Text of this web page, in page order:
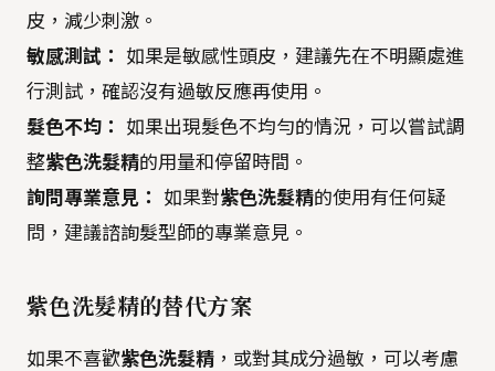
皮，減少刺激。
敏感測試： 如果是敏感性頭皮，建議先在不明顯處進
行測試，確認沒有過敏反應再使用。
髮色不均： 如果出現髮色不均勻的情況，可以嘗試調
整紫色洗髮精的用量和停留時間。
詢問專業意見： 如果對紫色洗髮精的使用有任何疑
問，建議諮詢髮型師的專業意見。
紫色洗髮精的替代方案
如果不喜歡紫色洗髮精 ，或對其成分過敏，可以考慮